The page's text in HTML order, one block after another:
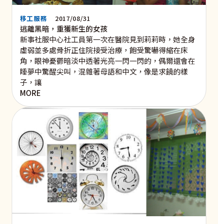
移工服務 2017/08/31
逃離黑暗，重獲新生的女孩
新事社服中心社工員第一次在醫院見到莉莉時，她全身
虛弱並多處骨折正住院接受治療，飽受驚嚇得縮在床
角，眼神憂鬱暗淡中透著光亮一閃一閃的，偶爾還會在
睡夢中驚醒尖叫，混雜著母語和中文，像是求饒的樣
子，讓
MORE